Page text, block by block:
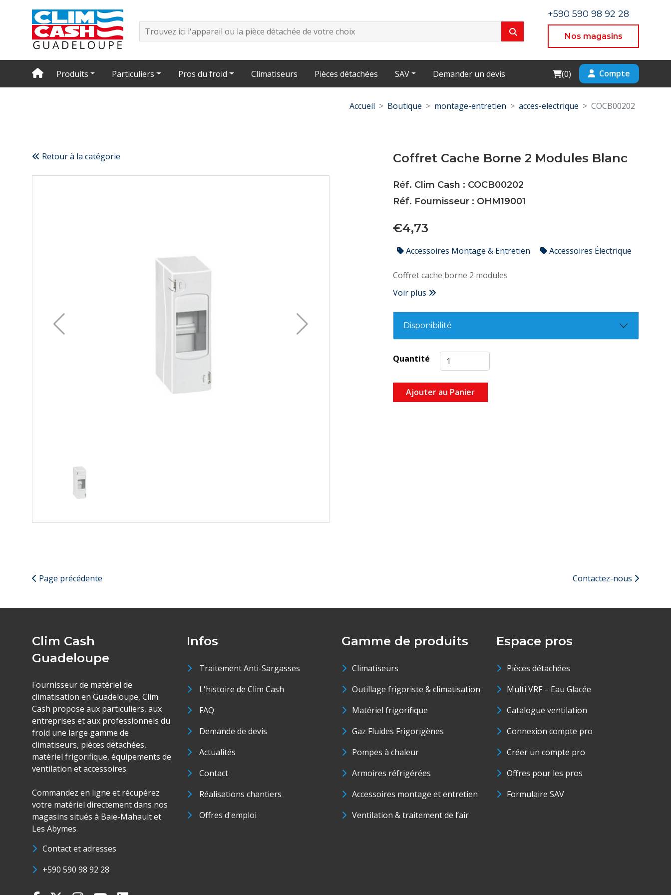
+590 590 98 92 28
Nos magasins
Produits Particuliers Pros du froid Climatiseurs Pièces détachées SAV Demander un devis Cart
(0) Compte
Accueil Boutique montage-entretien acces-electrique COCB00202
Retour à la catégorie Coffret Cache Borne 2 Modules Blanc
Réf. Clim Cash : COCB00202
Réf. Fournisseur : OHM19001
€4,73
Accessoires Montage & Entretien Accessoires Électrique
Coffret cache borne 2 modules
Voir plus
Disponibilité
Quantité
Ajouter au Panier
Page précédente Contactez-nous
Clim Cash
Guadeloupe
Fournisseur de matériel de
climatisation en Guadeloupe, Clim
Cash propose aux particuliers, aux
entreprises et aux professionnels du
froid une large gamme de
climatiseurs, pièces détachées,
matériel frigorifique, équipements de
ventilation et accessoires.
Commandez en ligne et récupérez
votre matériel directement dans nos
magasins situés à Baie-Mahault et
Les Abymes.
Contact et adresses
+590 590 98 92 28
Infos
Traitement Anti-Sargasses
L'histoire de Clim Cash
FAQ
Demande de devis
Actualités
Contact
Réalisations chantiers
Offres d'emploi
Gamme de produits
Climatiseurs
Outillage frigoriste & climatisation
Matériel frigorifique
Gaz Fluides Frigorigènes
Pompes à chaleur
Armoires réfrigérées
Accessoires montage et entretien
Ventilation & traitement de l’air
Espace pros
Pièces détachées
Multi VRF – Eau Glacée
Catalogue ventilation
Connexion compte pro
Créer un compte pro
Offres pour les pros
Formulaire SAV